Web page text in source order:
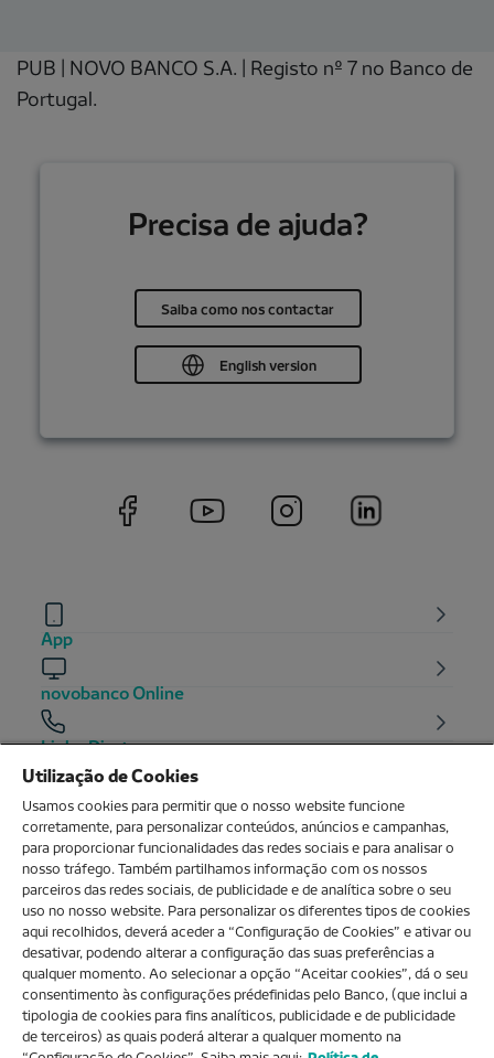
PUB | NOVO BANCO S.A. | Registo nº 7 no Banco de
Portugal.
Precisa de ajuda?
Saiba como nos contactar
English version
App
novobanco Online
Linha Direta
Balcões
O MEU NOVOBANCO
Sobre nós
Ajuda e FAQs
Utilização de Cookies
Usamos cookies para permitir que o nosso website funcione
corretamente, para personalizar conteúdos, anúncios e campanhas,
para proporcionar funcionalidades das redes sociais e para analisar o
nosso tráfego. Também partilhamos informação com os nossos
parceiros das redes sociais, de publicidade e de analítica sobre o seu
uso no nosso website. Para personalizar os diferentes tipos de cookies
aqui recolhidos, deverá aceder a “Configuração de Cookies” e ativar ou
desativar, podendo alterar a configuração das suas preferências a
qualquer momento. Ao selecionar a opção “Aceitar cookies”, dá o seu
consentimento às configurações prédefinidas pelo Banco, (que inclui a
tipologia de cookies para fins analíticos, publicidade e de publicidade
de terceiros) as quais poderá alterar a qualquer momento na